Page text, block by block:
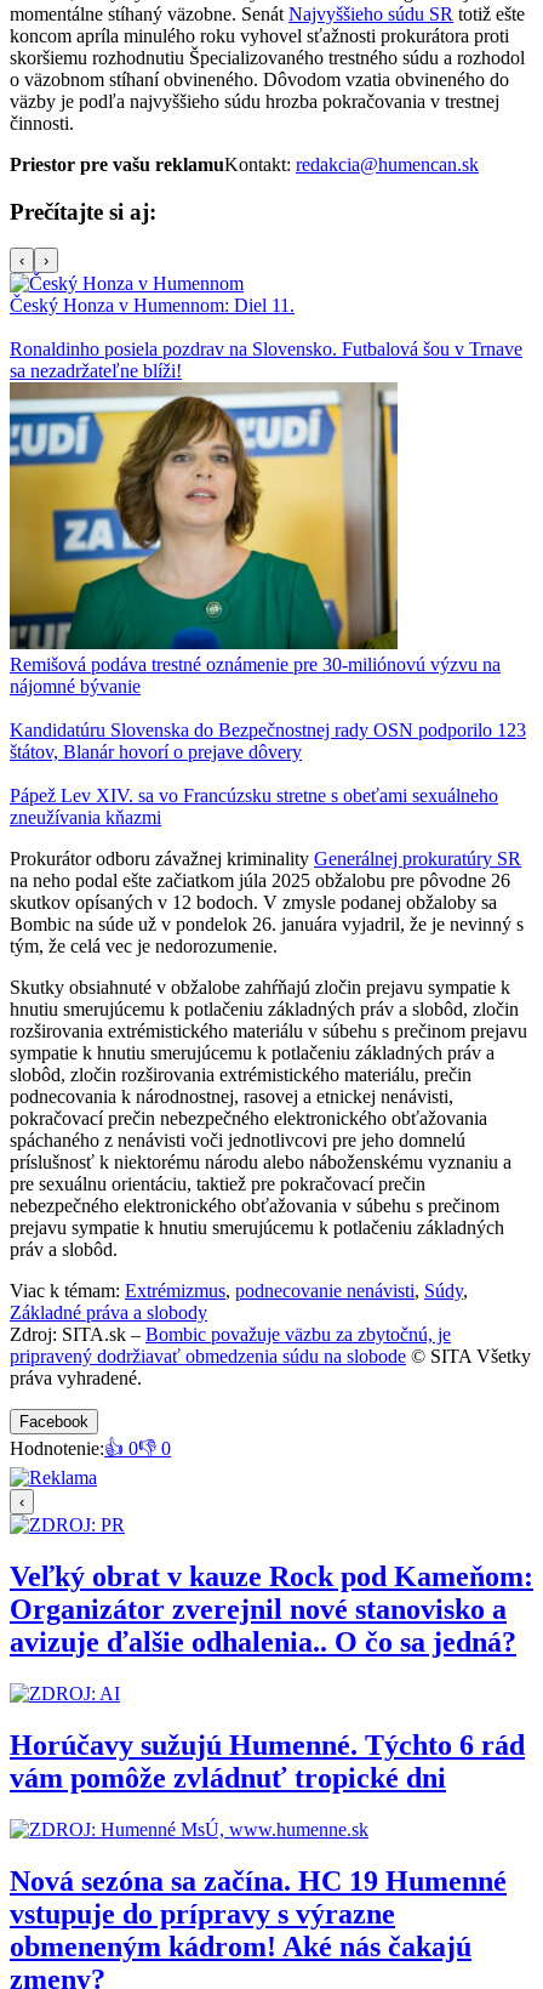
momentálne stíhaný väzobne. Senát Najvyššieho súdu SR totiž ešte
koncom apríla minulého roku vyhovel sťažnosti prokurátora proti
skoršiemu rozhodnutiu Špecializovaného trestného súdu a rozhodol
o väzobnom stíhaní obvineného. Dôvodom vzatia obvineného do
väzby je podľa najvyššieho súdu hrozba pokračovania v trestnej
činnosti.
Priestor pre vašu reklamuKontakt: redakcia@humencan.sk
Prečítajte si aj:
‹ ›
Český Honza v Humennom: Diel 11.
Ronaldinho posiela pozdrav na Slovensko. Futbalová šou v Trnave
sa nezadržateľne blíži!
Remišová podáva trestné oznámenie pre 30-miliónovú výzvu na
nájomné bývanie
Kandidatúru Slovenska do Bezpečnostnej rady OSN podporilo 123
štátov, Blanár hovorí o prejave dôvery
Pápež Lev XIV. sa vo Francúzsku stretne s obeťami sexuálneho
zneužívania kňazmi
Prokurátor odboru závažnej kriminality Generálnej prokuratúry SR
na neho podal ešte začiatkom júla 2025 obžalobu pre pôvodne 26
skutkov opísaných v 12 bodoch. V zmysle podanej obžaloby sa
Bombic na súde už v pondelok 26. januára vyjadril, že je nevinný s
tým, že celá vec je nedorozumenie.
Skutky obsiahnuté v obžalobe zahŕňajú zločin prejavu sympatie k
hnutiu smerujúcemu k potlačeniu základných práv a slobôd, zločin
rozširovania extrémistického materiálu v súbehu s prečinom prejavu
sympatie k hnutiu smerujúcemu k potlačeniu základných práv a
slobôd, zločin rozširovania extrémistického materiálu, prečin
podnecovania k národnostnej, rasovej a etnickej nenávisti,
pokračovací prečin nebezpečného elektronického obťažovania
spáchaného z nenávisti voči jednotlivcovi pre jeho domnelú
príslušnosť k niektorému národu alebo náboženskému vyznaniu a
pre sexuálnu orientáciu, taktiež pre pokračovací prečin
nebezpečného elektronického obťažovania v súbehu s prečinom
prejavu sympatie k hnutiu smerujúcemu k potlačeniu základných
práv a slobôd.
Viac k témam: Extrémizmus, podnecovanie nenávisti, Súdy,
Základné práva a slobody
Zdroj: SITA.sk – Bombic považuje väzbu za zbytočnú, je
pripravený dodržiavať obmedzenia súdu na slobode © SITA Všetky
práva vyhradené.
Facebook
Hodnotenie:👍 0👎 0
‹
Veľký obrat v kauze Rock pod Kameňom:
Organizátor zverejnil nové stanovisko a
avizuje ďalšie odhalenia.. O čo sa jedná?
Horúčavy sužujú Humenné. Týchto 6 rád
vám pomôže zvládnuť tropické dni
Nová sezóna sa začína. HC 19 Humenné
vstupuje do prípravy s výrazne
obmeneným kádrom! Aké nás čakajú
zmeny?